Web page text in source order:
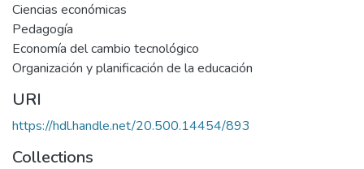
Ciencias económicas
Pedagogía
Economía del cambio tecnológico
Organización y planificación de la educación
URI
https://hdl.handle.net/20.500.14454/893
Collections